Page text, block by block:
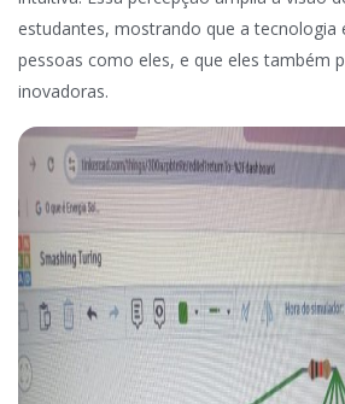
estudantes, mostrando que a tecnologia
pessoas como eles, e que eles também
inovadoras.